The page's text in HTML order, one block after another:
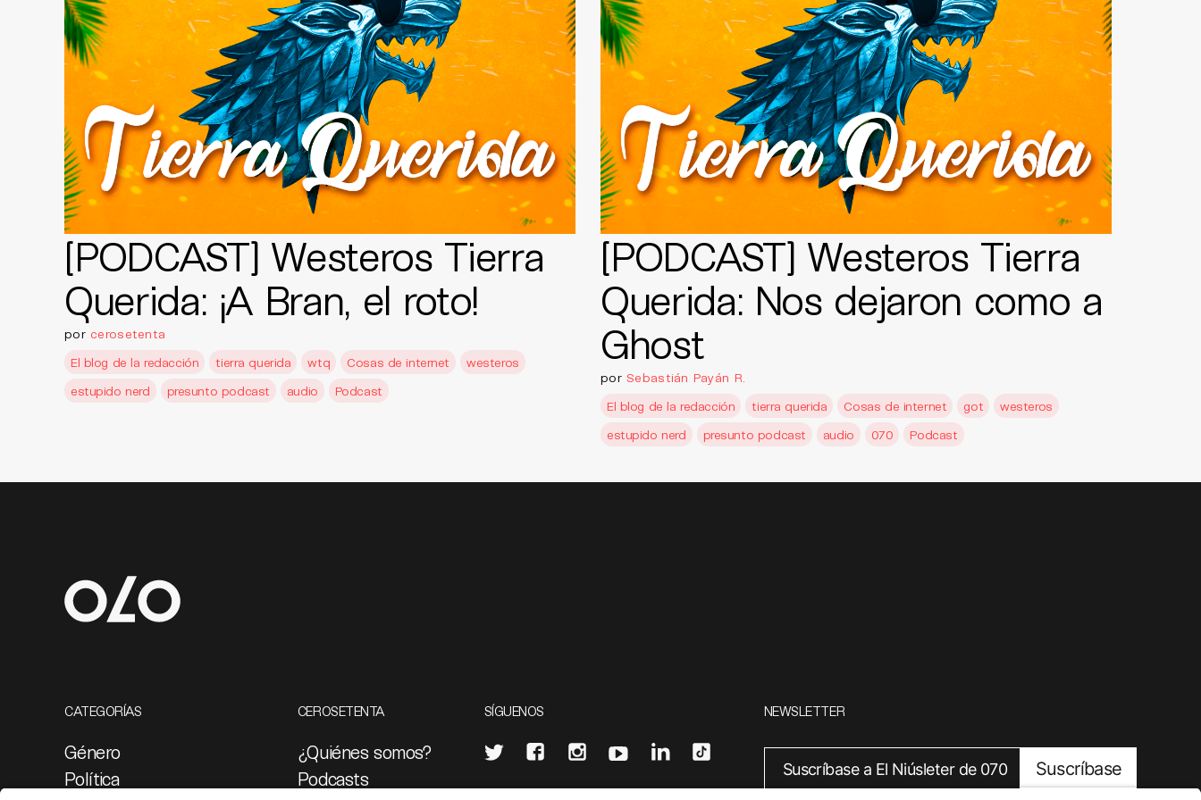
[PODCAST] Westeros Tierra
Querida: ¡A Bran, el roto!
por cerosetenta
El blog de la redacción
tierra querida wtq Cosas de internet
westeros
estupido nerd
presunto podcast audio Podcast
[PODCAST] Westeros Tierra
Querida: Nos dejaron como a
Ghost
porSebastián Payán R.
El blog de la redacción
tierra querida Cosas de internet got
westeros
estupido nerd
presunto podcast audio 070 Podcast
CATEGORÍAS
Género
Política
CEROSETENTA
¿Quiénes somos?
Podcasts
SÍGUENOS NEWSLETTER
Suscríbase